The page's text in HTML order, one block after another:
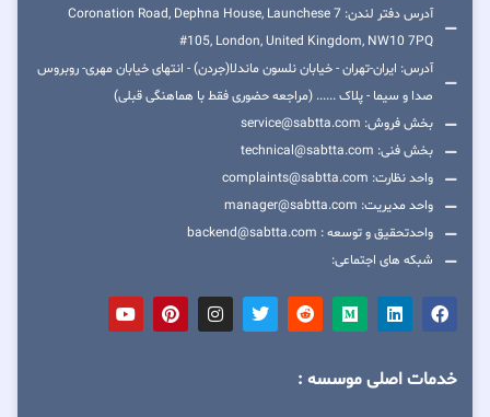
آدرس دفتر لندن: 7 Coronation Road, Dephna House, Launchese
#105, London, United Kingdom, NW10 7PQ
آدرس: ایران-تهران - خیابان نلسون ماندلا(جردن) - انتهای خیابان مهری- روبروس
صدا و سیما - پلاک ...... (مراجعه حضوری فقط با هماهنگی قبلی)
بخش فروش: service@sabtta.com
بخش فنی: technical@sabtta.com
واحد نظارت: complaints@sabtta.com
واحد مدیریت: manager@sabtta.com
واحدتحقیق و توسعه : backend@sabtta.com
شبکه های اجتماعی:
خدمات اصلی موسسه :